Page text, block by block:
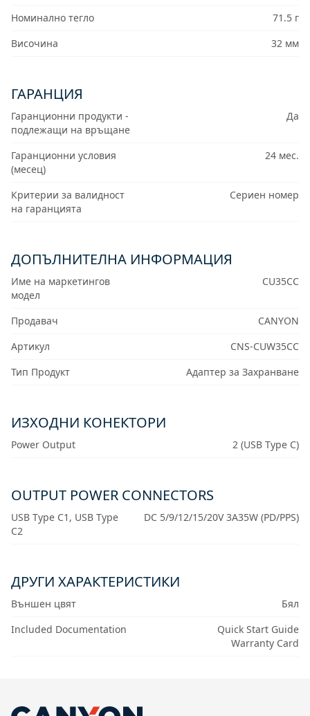
Номинално тегло
71.5 г
Височина
32 мм
ГАРАНЦИЯ
Гаранционни продукти -
подлежащи на връщане
Да
Гаранционни условия
(месец)
24 мес.
Критерии за валидност
на гаранцията
Сериен номер
ДОПЪЛНИТЕЛНА ИНФОРМАЦИЯ
Име на маркетингов
модел
CU35CC
Продавач
CANYON
Артикул
CNS-CUW35CC
Тип Продукт
Адаптер за Захранване
ИЗХОДНИ КОНЕКТОРИ
Power Output 2 (USB Type C)
OUTPUT POWER CONNECTORS
USB Type C1, USB Type
C2
DC 5/9/12/15/20V 3A35W (PD/PPS)
ДРУГИ ХАРАКТЕРИСТИКИ
Външен цвят
Бял
Included Documentation
Quick Start Guide
Warranty Card